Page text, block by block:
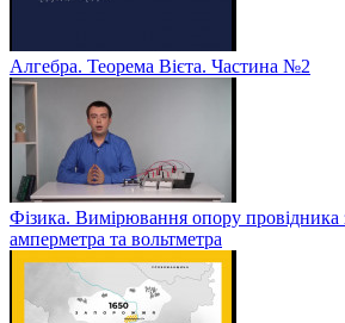
Алгебра. Теорема Вієта. Частина №2
Фізика. Вимірювання опору
амперметра та вольтметра